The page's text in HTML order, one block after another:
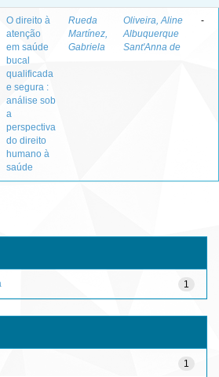
O direito à
atenção
em saúde
bucal
qualificada
e segura :
análise sob
a
perspectiva
do direito
humano à
saúde
Rueda
Martínez,
Gabriela
Oliveira, Aline
Albuquerque
Sant'Anna de
-
1
1